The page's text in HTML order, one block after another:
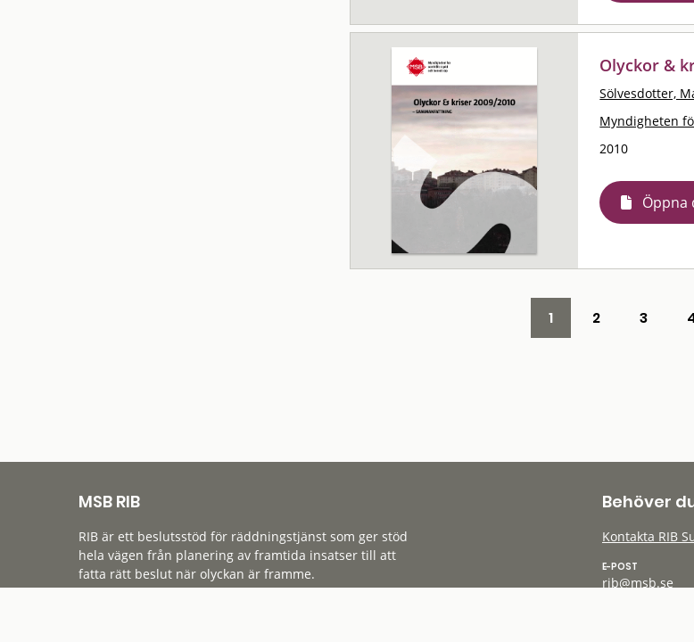
Olyckor &
Sölvesdotter,
Myndigheten
2010
Öppna
1 2 3
MSB RIB
RIB är ett beslutsstöd för räddningstjänst som ger stöd
hela vägen från planering av framtida insatser till att
fatta rätt beslut när olyckan är framme.
Behöver
Kontakta RIB
E-POST
rib@msb.se